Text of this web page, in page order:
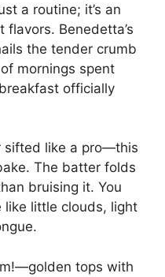
a routine; it’s an
Benedetta’s
the tender crumb
mornings spent
officially
sifted like a pro—this
The batter folds
bruising it. You
little clouds, light
tops with